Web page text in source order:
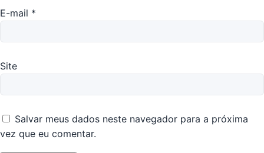
E-mail *
Site
Salvar meus dados neste navegador para a próxima
vez que eu comentar.